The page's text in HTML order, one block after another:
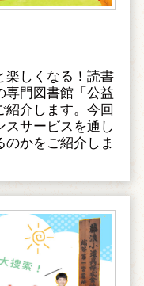
楽しくなる！読書
専門図書館「公益
紹介します。今回
スサービスを通し
かをご紹介しま